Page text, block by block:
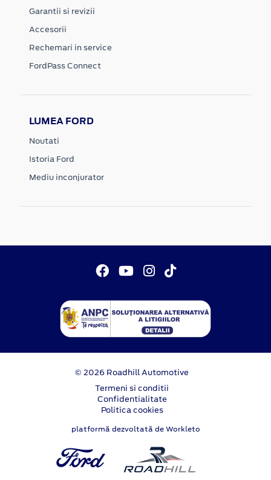
Garantii si revizii
Accesorii
Rechemari in service
FordPass Connect
LUMEA FORD
Noutati
Istoria Ford
Mediu inconjurator
© 2026 Roadhill Automotive
Termeni si conditii
Confidentialitate
Politica cookies
platformă dezvoltată de Workleto